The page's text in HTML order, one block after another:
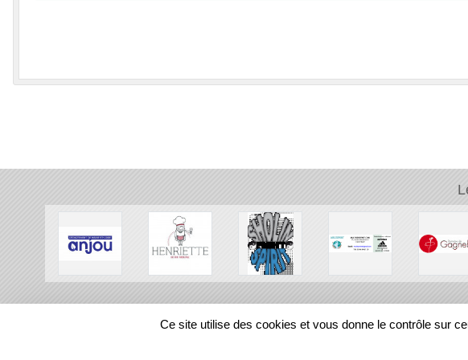
REGIONS
Ce site utilise des cookies et vous donne le contrôle sur